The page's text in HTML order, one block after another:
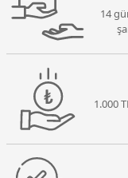
14
1.000